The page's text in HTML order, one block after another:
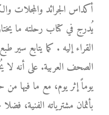
أكداس الجرائد والمجلات
يُدرج في كتاب رحلته ما
القراء إليه . كما يتابع سير
الصحف العربية. على أنه لا
يوماً إثر يوم، مع ما فيها
بأثمان مشترياته الفنية،